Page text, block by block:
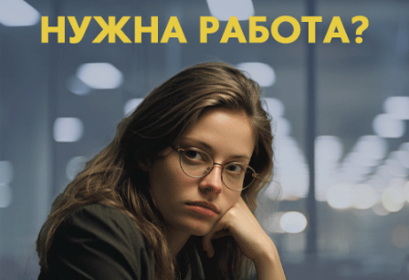
Подпишись на нас в телеграм
Публикации на тему: 5 лет с Дяченко
Здесь ничего нет
Реклама на сайте
О компании